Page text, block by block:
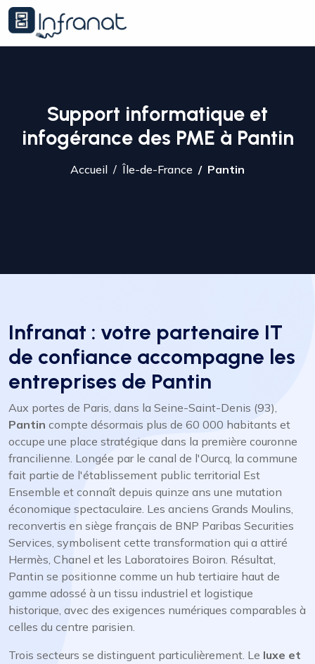
Support informatique et
infogérance des PME à Pantin
Accueil Île-de-France Pantin
Infranat : votre partenaire IT
de confiance accompagne les
entreprises de Pantin
Aux portes de Paris, dans la Seine-Saint-Denis (93),
Pantin compte désormais plus de 60 000 habitants et
occupe une place stratégique dans la première couronne
francilienne. Longée par le canal de l'Ourcq, la commune
fait partie de l'établissement public territorial Est
Ensemble et connaît depuis quinze ans une mutation
économique spectaculaire. Les anciens Grands Moulins,
reconvertis en siège français de BNP Paribas Securities
Services, symbolisent cette transformation qui a attiré
Hermès, Chanel et les Laboratoires Boiron. Résultat,
Pantin se positionne comme un hub tertiaire haut de
gamme adossé à un tissu industriel et logistique
historique, avec des exigences numériques comparables à
celles du centre parisien.
Trois secteurs se distinguent particulièrement. Le luxe et